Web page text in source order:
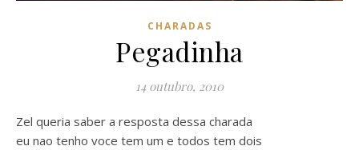
CHARADAS
Pegadinha
14 outubro, 2010
Zel queria saber a resposta dessa charada
eu nao tenho voce tem um e todos tem dois